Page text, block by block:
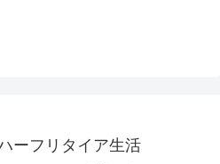
ーフリタイア生活